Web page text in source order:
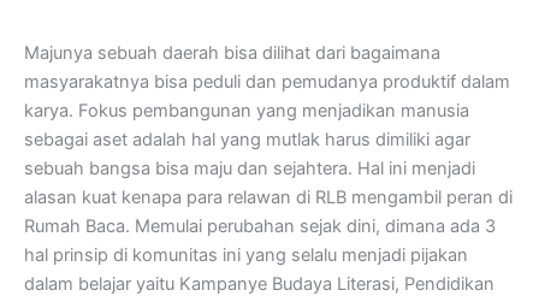
Majunya sebuah daerah bisa dilihat dari bagaimana
masyarakatnya bisa peduli dan pemudanya produktif dalam
karya. Fokus pembangunan yang menjadikan manusia
sebagai aset adalah hal yang mutlak harus dimiliki agar
sebuah bangsa bisa maju dan sejahtera. Hal ini menjadi
alasan kuat kenapa para relawan di RLB mengambil peran di
Rumah Baca. Memulai perubahan sejak dini, dimana ada 3
hal prinsip di komunitas ini yang selalu menjadi pijakan
dalam belajar yaitu Kampanye Budaya Literasi, Pendidikan